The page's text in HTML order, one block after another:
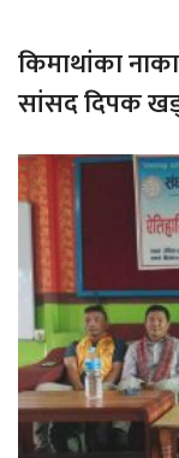
किमाथांका
सांसद दिपक